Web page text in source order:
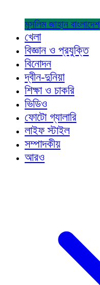
মুসলিম জাহান বাংলাদেশ
খেলা
বিজ্ঞান ও প্রযুক্তি
বিনোদন
দ্বীন-দুনিয়া
শিক্ষা ও চাকরি
ভিডিও
ফোটো গ্যালারি
লাইফ স্টাইল
সম্পাদকীয়
আরও